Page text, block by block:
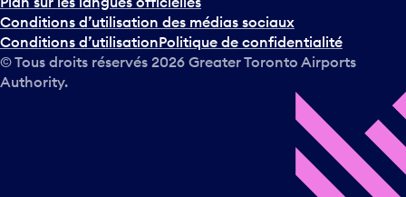
Conditions d’utilisation des médias sociaux
Conditions d’utilisationPolitique de confidentialité
© Tous droits réservés 2026 Greater Toronto Airports
Authority.